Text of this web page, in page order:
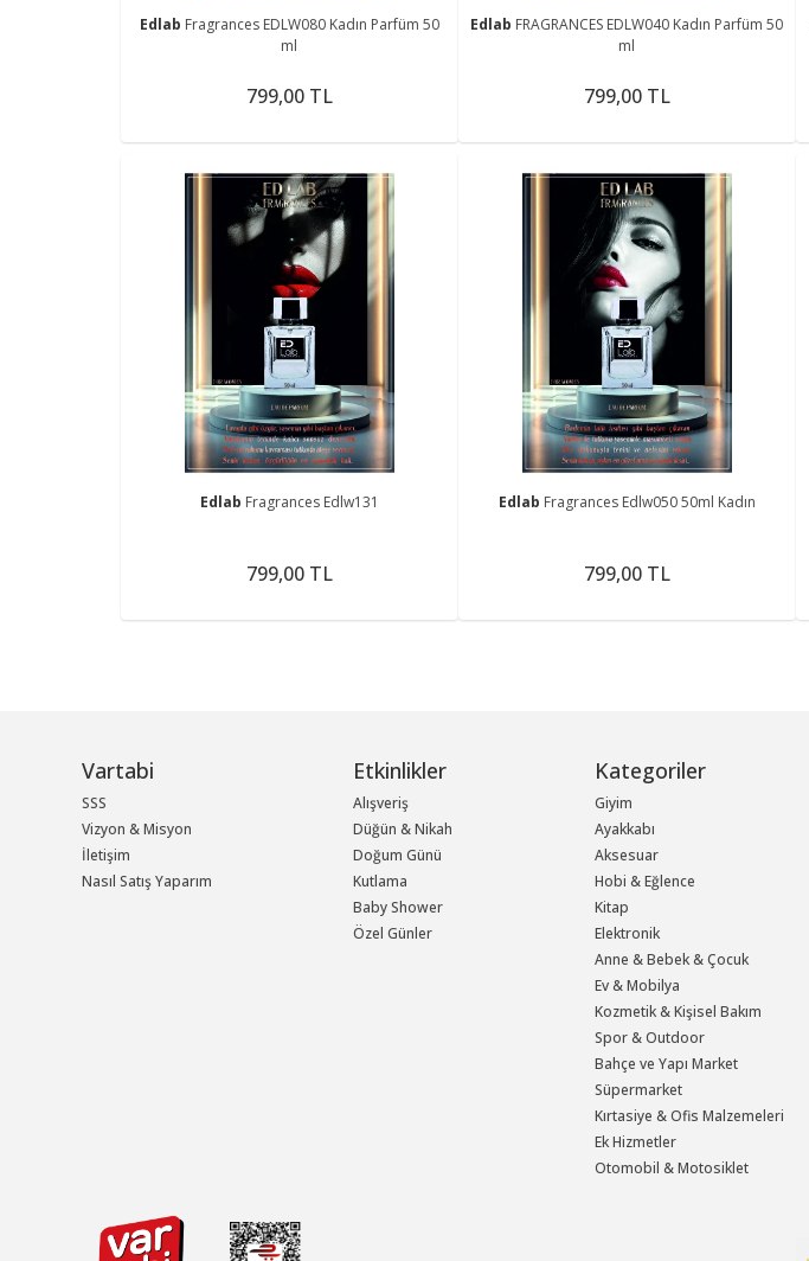
Edlab Fragrances EDLW080 Kadın Parfüm 50
ml
799,00 TL
Edlab FRAGRANCES EDLW040 Kadın Parfüm 50
ml
799,00 TL
Edlab Fragrances Edlw131
799,00 TL
Edlab Fragrances Edlw050 50ml Kadın
799,00 TL
Vartabi
SSS
Vizyon & Misyon
İletişim
Nasıl Satış Yaparım
Etkinlikler
Alışveriş
Düğün & Nikah
Doğum Günü
Kutlama
Baby Shower
Özel Günler
Kategoriler
Giyim
Ayakkabı
Aksesuar
Hobi & Eğlence
Kitap
Elektronik
Anne & Bebek & Çocuk
Ev & Mobilya
Kozmetik & Kişisel Bakım
Spor & Outdoor
Bahçe ve Yapı Market
Süpermarket
Kırtasiye & Ofis Malzemeleri
Ek Hizmetler
Otomobil & Motosiklet